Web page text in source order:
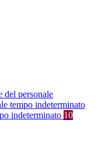
del personale
tempo indeterminato
indeterminato 10